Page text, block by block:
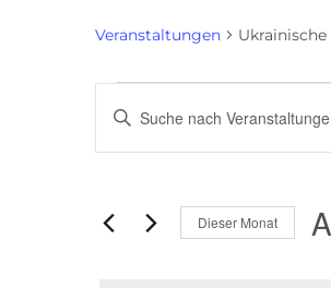
Veranstaltungen
Veranstaltungen
Suche
Ansichten
Bitte
nach
Dieser Monat